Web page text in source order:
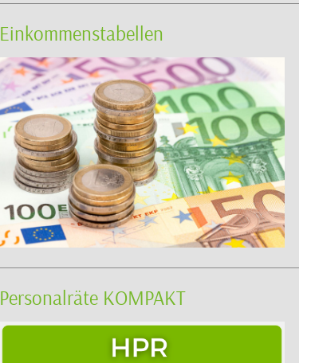
Einkommenstabellen
Personalräte KOMPAKT